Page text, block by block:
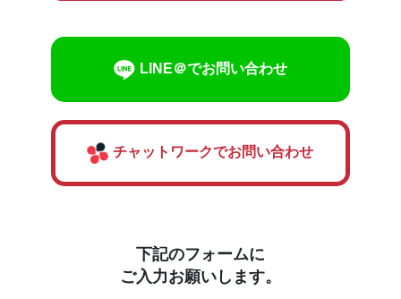
LINE＠でお問い合わせ
チャットワークでお問い合わせ
下記のフォームに
ご入力お願いします。